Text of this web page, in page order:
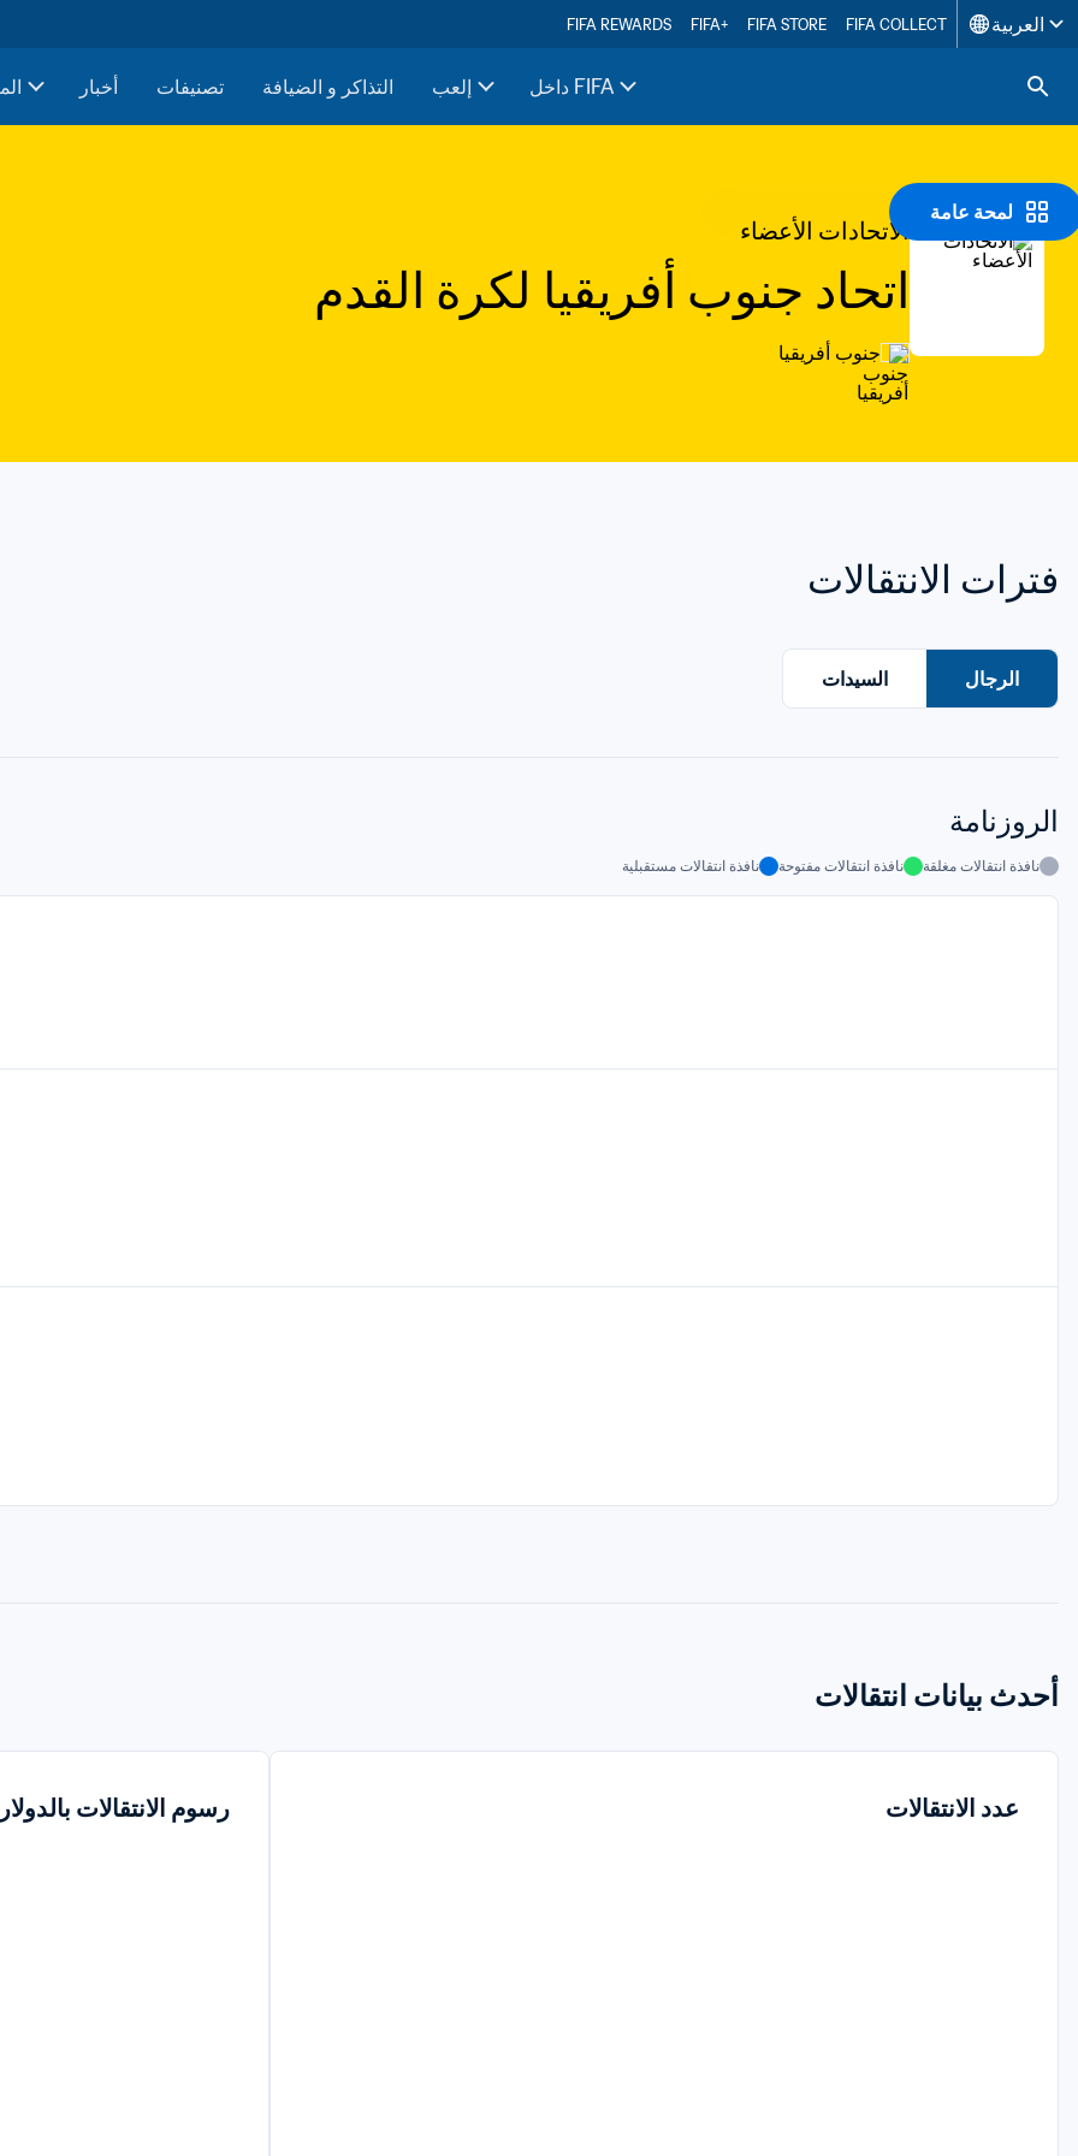
FIFA REWARDS FIFA+ FIFA STORE FIFA COLLECT العربية
أخبار تصنيفات التذاكر و الضيافة إلعب داخل FIFA
لمحة عامة
الاتحادات الأعضاء
اتحاد جنوب أفريقيا لكرة القدم
جنوب أفريقيا
فترات الانتقالات
الرجال السيدات
الروزنامة
نافذة انتقالات مغلقة نافذة انتقالات مفتوحة نافذة انتقالات مستقبلية
أحدث بيانات انتقالات
عدد الانتقالات رسوم الانتقالات